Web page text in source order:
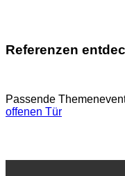
Referenzen
Passende
offenen Tür